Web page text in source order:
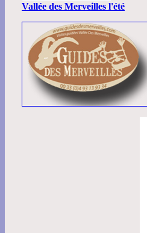
Vallée des Merveilles l'été